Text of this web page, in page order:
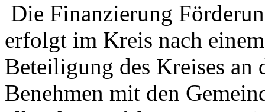
Die Finanzierung
erfolgt im Kreis nach
Beteiligung des Kreises
Benehmen mit den